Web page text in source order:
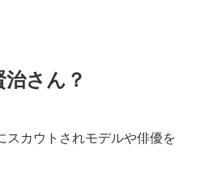
さん？
スカウトされモデルや俳優を